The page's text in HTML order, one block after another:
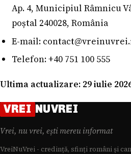
Ap. 4, Municipiul Râmnicu
poștal 240028, România
E-mail:
Telefon: +40 751 100 555
Ultima actualizare: 29 iulie
VREI NUVREI
Vrei, nu vrei, ești mereu informat
VreiNuVrei - credință, sfinți români și